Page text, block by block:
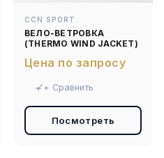
CCN SPORT
ВЕЛО-ВЕТРОВКА
(THERMO WIND JACKET)
Цена по запросу
+ Сравнить
Посмотреть